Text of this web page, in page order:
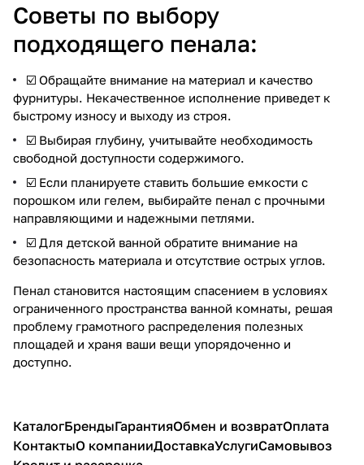
Советы по выбору
подходящего пенала:
☑️ Обращайте внимание на материал и качество
фурнитуры. Некачественное исполнение приведет к
быстрому износу и выходу из строя.
☑️ Выбирая глубину, учитывайте необходимость
свободной доступности содержимого.
☑️ Если планируете ставить большие емкости с
порошком или гелем, выбирайте пенал с прочными
направляющими и надежными петлями.
☑️ Для детской ванной обратите внимание на
безопасность материала и отсутствие острых углов.
Пенал становится настоящим спасением в условиях
ограниченного пространства ванной комнаты, решая
проблему грамотного распределения полезных
площадей и храня ваши вещи упорядоченно и
доступно.
КаталогБрендыГарантияОбмен и возвратОплата
КонтактыО компанииДоставкаУслугиСамовывоз